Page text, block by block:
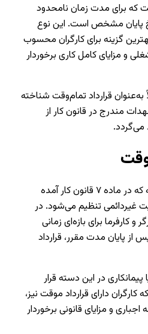
که برای مدت زمان نامحدود
پایان مشخص است. این نوع
گزینه برای کارگران محسوب
و مزایای کامل کاری برخوردار
به‌عنوان قرارداد تمام‌وقت شناخته
مندرج در قانون کار از
می‌گردد.
قرارداد کار موقت همان‌گونه که در ماده ۷ قانون کار آمده
غیردائمی تنظیم می‌شود. در
و کارفرما برای بازه‌ای زمانی
پایان مدت مقرر، قرارداد
در این دسته قرار
دارای قرارداد موقت نیز،
اجباری و مزایای قانونی برخوردار